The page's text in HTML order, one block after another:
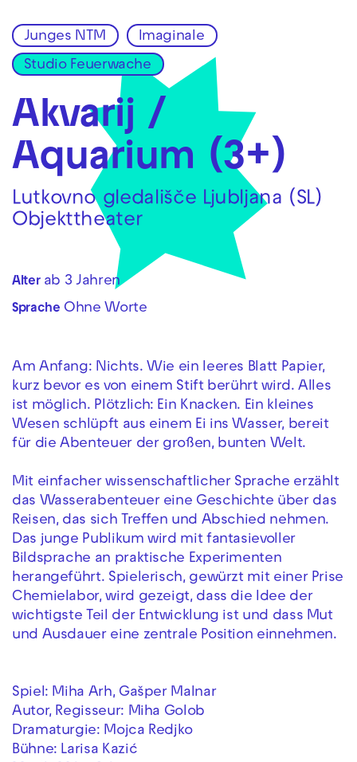
Zur Hauptnavigation springen
Zum Hauptinhalt springen Zum Footer springen
Junges NTM Imaginale
Studio Feuerwache
Akvarij /
Aquarium (3+)
Lutkovno gledališče Ljubljana (SL)
Objekttheater
Alter ab 3 Jahren
Sprache Ohne Worte
Am Anfang: Nichts. Wie ein leeres Blatt Papier,
kurz bevor es von einem Stift berührt wird. Alles
ist möglich. Plötzlich: Ein Knacken. Ein kleines
Wesen schlüpft aus einem Ei ins Wasser, bereit
für die Abenteuer der großen, bunten Welt.
Mit einfacher wissenschaftlicher Sprache erzählt
das Wasserabenteuer eine Geschichte über das
Reisen, das sich Treffen und Abschied nehmen.
Das junge Publikum wird mit fantasievoller
Bildsprache an praktische Experimenten
herangeführt. Spielerisch, gewürzt mit einer Prise
Chemielabor, wird gezeigt, dass die Idee der
wichtigste Teil der Entwicklung ist und dass Mut
und Ausdauer eine zentrale Position einnehmen.
Spiel: Miha Arh, Gašper Malnar
Autor, Regisseur: Miha Golob
Dramaturgie: Mojca Redjko
Bühne: Larisa Kazić